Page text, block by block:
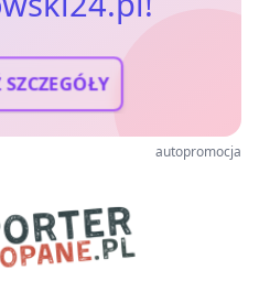
autopromocja